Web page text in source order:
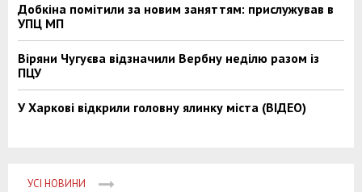
Добкіна помітили за новим заняттям: прислужував в
УПЦ МП
Віряни Чугуєва відзначили Вербну неділю разом із
ПЦУ
У Харкові відкрили головну ялинку міста (ВІДЕО)
УСІ НОВИНИ